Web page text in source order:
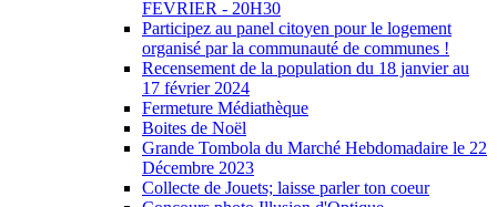
FEVRIER - 20H30
Participez au panel citoyen pour le logement
organisé par la communauté de communes !
Recensement de la population du 18 janvier au
17 février 2024
Fermeture Médiathèque
Boites de Noël
Grande Tombola du Marché Hebdomadaire le 22
Décembre 2023
Collecte de Jouets; laisse parler ton coeur